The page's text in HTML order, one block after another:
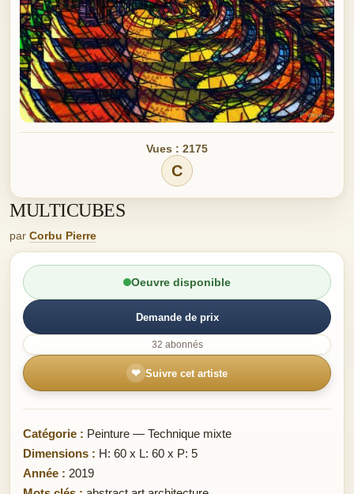
Vues : 2175
C
MULTICUBES
par Corbu Pierre
Oeuvre disponible
Demande de prix
32 abonnés
❤ Suivre cet artiste
Catégorie : Peinture — Technique mixte
Dimensions : H: 60 x L: 60 x P: 5
Année : 2019